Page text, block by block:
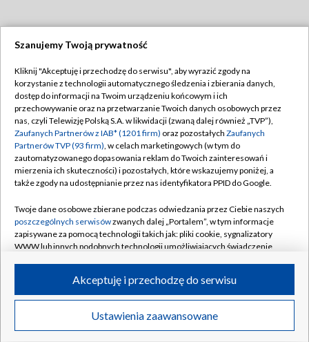
TVP
Abonament TVP
Emisja w TVP
Centrum informacji TVP
Naziemna Telewizja Cyfrowa
Rada Programowa
System NOS
Informacje o nadawcy
Program dla prasy
Ogłoszenie przetargowe
Regulamin TVP
Polityka prywatności
Moje zgody
Pomoc
Kontakt
Kanały
©2026 Telewizja Polska S.A. w likwidacji
Szanujemy Twoją prywatność
Kliknij "Akceptuję i przechodzę do serwisu", aby wyrazić zgody na
korzystanie z technologii automatycznego śledzenia i zbierania danych,
dostęp do informacji na Twoim urządzeniu końcowym i ich
przechowywanie oraz na przetwarzanie Twoich danych osobowych przez
nas, czyli Telewizję Polską S.A. w likwidacji (zwaną dalej również „TVP”),
Zaufanych Partnerów z IAB* (1201 firm) oraz pozostałych Zaufanych
Partnerów TVP (93 firm), w celach marketingowych (w tym do
zautomatyzowanego dopasowania reklam do Twoich zainteresowań i
mierzenia ich skuteczności) i pozostałych, które wskazujemy poniżej, a
także zgody na udostępnianie przez nas identyfikatora PPID do Google.
Twoje dane osobowe zbierane podczas odwiedzania przez Ciebie naszych
poszczególnych serwisówzwanych dalej „Portalem”, w tym informacje
zapisywane za pomocą technologii takich jak: pliki cookie, sygnalizatory
WWW lub innych podobnych technologii umożliwiających świadczenie
ruchu w Internecie.
Twoje dane osobowe zbierane podczas odwiedzania przez Ciebie
poszczególnych serwisówna Portalu, takie jak adresy IP, identyfikatory
Ustawienia zaawansowane
Akceptuję i przechodzę do serwisu